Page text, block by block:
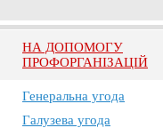
НА ДОПОМОГУ
ПРОФОРГАНІЗАЦІЙ
Генеральна угода
Галузева угода